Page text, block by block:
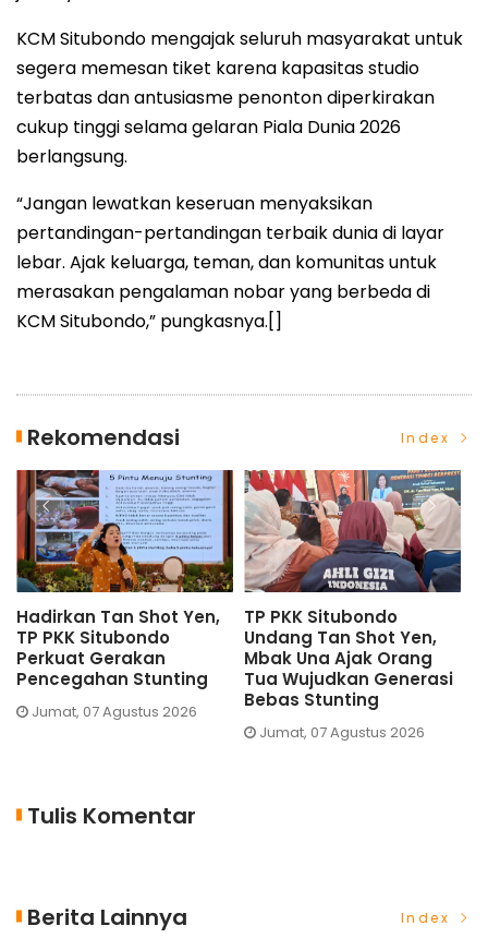
KCM Situbondo mengajak seluruh masyarakat untuk
segera memesan tiket karena kapasitas studio
terbatas dan antusiasme penonton diperkirakan
cukup tinggi selama gelaran Piala Dunia 2026
berlangsung.
“Jangan lewatkan keseruan menyaksikan
pertandingan-pertandingan terbaik dunia di layar
lebar. Ajak keluarga, teman, dan komunitas untuk
merasakan pengalaman nobar yang berbeda di
KCM Situbondo,” pungkasnya.[]
Rekomendasi Index
Hadirkan Tan Shot Yen,
TP PKK Situbondo
Perkuat Gerakan
Pencegahan Stunting
Jumat, 07 Agustus 2026
TP PKK Situbondo
Undang Tan Shot Yen,
Mbak Una Ajak Orang
Tua Wujudkan Generasi
Bebas Stunting
Jumat, 07 Agustus 2026
Tulis Komentar
Berita Lainnya Index